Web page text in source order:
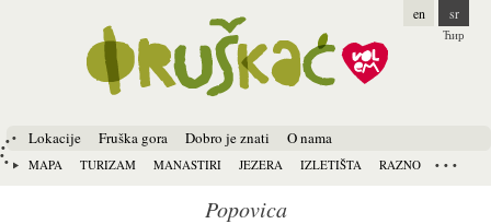
Lokacije
MAPA TURIZAM MANASTIRI JEZERA IZLETIŠTA RAZNO
Fruška gora Dobro je znati O nama
en sr
Ћир
Popovica